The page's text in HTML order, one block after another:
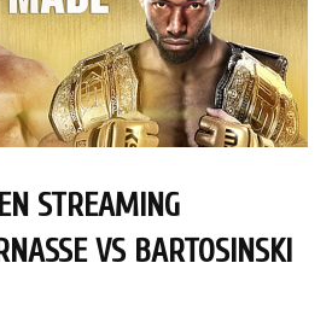
STREAMING
VS BARTOSINSKI